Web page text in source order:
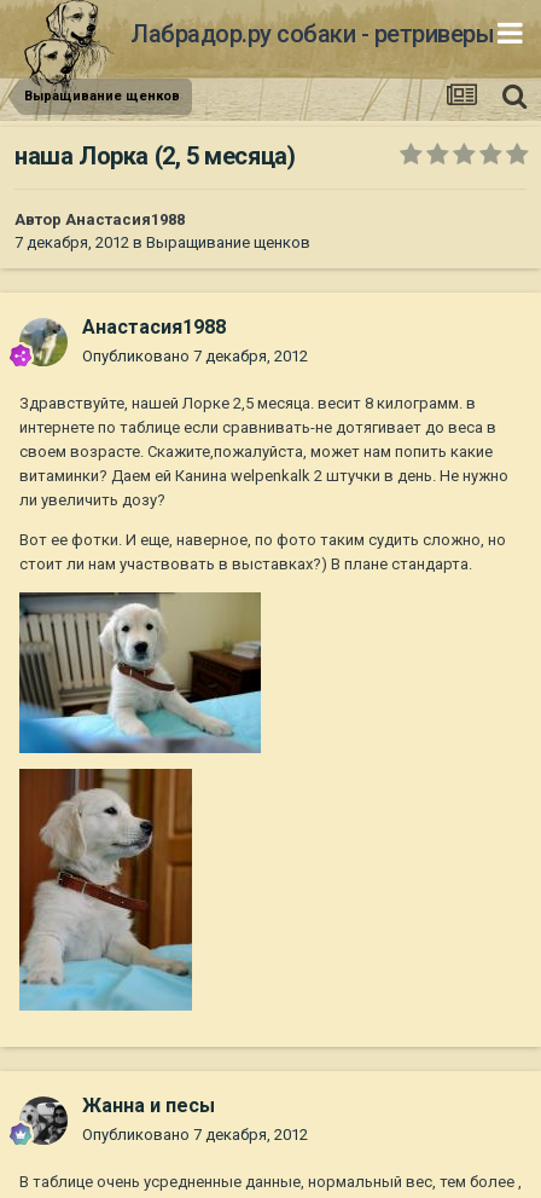
Лабрадор.ру собаки - ретриверы
Выращивание щенков
наша Лорка (2, 5 месяца)
Автор Анастасия1988
7 декабря, 2012 в Выращивание щенков
Анастасия1988
Опубликовано 7 декабря, 2012
Здравствуйте, нашей Лорке 2,5 месяца. весит 8 килограмм. в
интернете по таблице если сравнивать-не дотягивает до веса в
своем возрасте. Скажите,пожалуйста, может нам попить какие
витаминки? Даем ей Канина welpenkalk 2 штучки в день. Не нужно
ли увеличить дозу?
Вот ее фотки. И еще, наверное, по фото таким судить сложно, но
стоит ли нам участвовать в выставках?) В плане стандарта.
Жанна и песы
Опубликовано 7 декабря, 2012
В таблице очень усредненные данные, нормальный вес, тем более ,